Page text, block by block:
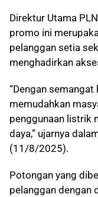
Direktur Utama
promo ini
pelanggan setia
menghadirkan
“Dengan
memudahkan
penggunaan listrik
daya,” ujarnya
(11/8/2025).
Potongan yang
pelanggan dengan